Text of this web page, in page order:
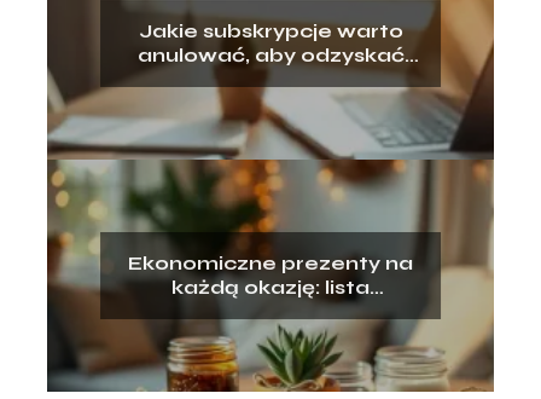
Jakie subskrypcje warto
anulować, aby odzyskać
pieniądze?
Ekonomiczne prezenty na
każdą okazję: lista
pomysłów